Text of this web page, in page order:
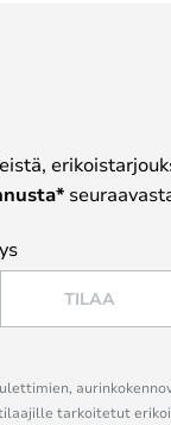
TILAA
tarkoitetut